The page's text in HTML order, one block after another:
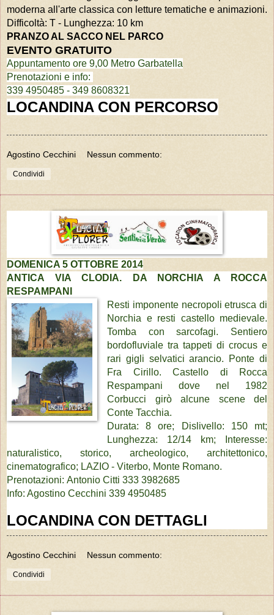
moderna all'arte classica con letture tematiche e animazioni.
Difficoltà: T - Lunghezza: 10 km
PRANZO AL SACCO NEL PARCO
EVENTO GRATUITO
Appuntamento ore 9,00 Metro Garbatella
Prenotazioni e info:
339 4950485 - 349 8608321
LOCANDINA CON PERCORSO
Agostino Cecchini Nessun commento:
Condividi
DOMENICA 5 OTTOBRE 2014
ANTICA VIA CLODIA. DA NORCHIA A ROCCA
RESPAMPANI
Resti imponente necropoli etrusca di
Norchia e resti castello medievale.
Tomba con sarcofagi. Sentiero
bordofluviale tra tappeti di crocus e
rari gigli selvatici arancio. Ponte di
Fra Cirillo. Castello di Rocca
Respampani dove nel 1982
Corbucci girò alcune scene del
Conte Tacchia.
Durata: 8 ore; Dislivello: 150 mt;
Lunghezza: 12/14 km; Interesse:
naturalistico, storico, archeologico, architettonico,
cinematografico; LAZIO - Viterbo, Monte Romano.
Prenotazioni: Antonio Citti 333 3982685
Info: Agostino Cecchini 339 4950485
LOCANDINA CON DETTAGLI
Agostino Cecchini Nessun commento:
Condividi